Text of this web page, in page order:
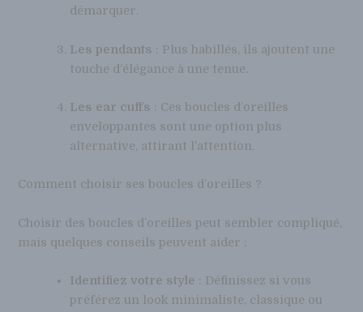
démarquer.
Les pendants : Plus habillés, ils ajoutent une
touche d’élégance à une tenue.
Les ear cuffs : Ces boucles d’oreilles
enveloppantes sont une option plus
alternative, attirant l’attention.
Comment choisir ses boucles d’oreilles ?
Choisir des boucles d’oreilles peut sembler compliqué,
mais quelques conseils peuvent aider :
Identifiez votre style : Définissez si vous
préférez un look minimaliste, classique ou